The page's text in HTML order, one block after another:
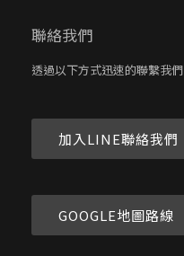
聯絡我們
透過以下方式迅速的聯繫我們
加入LINE聯絡我們
GOOGLE地圖路線